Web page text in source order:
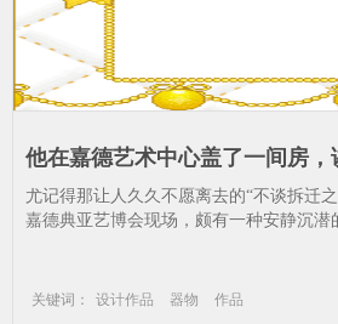
他在嘉德艺术中心盖了一间房，
德典亚艺术周-修哲-逸居艺术空
品-器物-作品
尤记得那让人久久不愿离去的“不谈拆迁
嘉德典亚艺博会现场，颇有一种安静沉潜
关键词： 设计作品 器物
作品